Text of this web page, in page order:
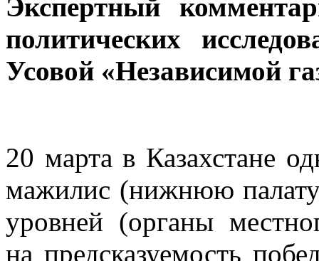
Экспертный
политических
Усовой «Независимой
20 марта в Казахстане
мажилис (нижнюю палату
уровней (органы
на предсказуемость